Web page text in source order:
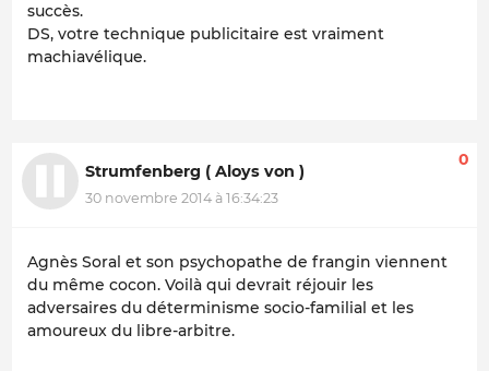
succès.
DS, votre technique publicitaire est vraiment
machiavélique.
Strumfenberg ( Aloys von )
30 novembre 2014 à 16:34:23
0
Agnès Soral et son psychopathe de frangin viennent
du même cocon. Voilà qui devrait réjouir les
adversaires du déterminisme socio-familial et les
amoureux du libre-arbitre.